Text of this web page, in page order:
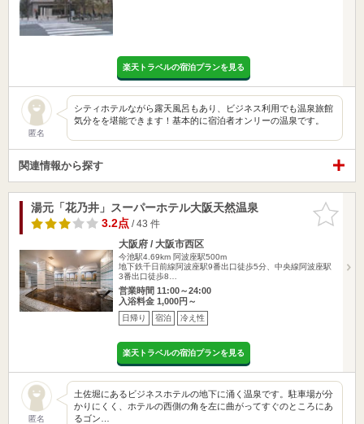
楽天トラベルの宿泊プランを見る
匿名
シティホテルながら露天風呂もあり、ビジネス利用でも温泉旅館
気分をを堪能できます！基本的に宿泊者オンリーの温泉です。
関連情報から探す
お気に入
りに追加
湯元「花乃井」スーパーホテル大阪天然温泉
3.2点/ 43 件
大阪府 / 大阪市西区
今池駅4.69km 阿波座駅500m
地下鉄千日前線阿波座駅9番出口徒歩5分、中央線阿波座駅
3番出口徒歩8…
営業時間 11:00～24:00
入浴料金 1,000円～
日帰り 宿泊 冷え性
楽天トラベルの宿泊プランを見る
匿名
土佐堀にあるビジネスホテルの地下に涌く温泉です。駐車場が分
かりにくく、ホテルの西側の角を左に曲がってすぐのところにあ
るゴン…